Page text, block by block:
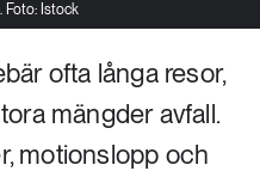
Foto: Istock
ofta långa resor,
mängder avfall.
motionslopp och